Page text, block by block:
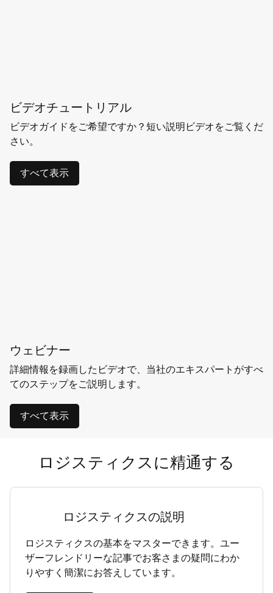
ビデオチュートリアル
ビデオガイドをご希望ですか？短い説明ビデオをご覧くだ
さい。
すべて表示
ウェビナー
詳細情報を録画したビデオで、当社のエキスパートがすべ
てのステップをご説明します。
すべて表示
ロジスティクスに精通する
ロジスティクスの説明
ロジスティクスの基本をマスターできます。ユー
ザーフレンドリーな記事でお客さまの疑問にわか
りやすく簡潔にお答えしています。